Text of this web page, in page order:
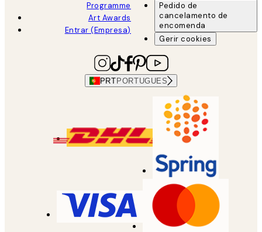
Programme
Art Awards
Entrar (Empresa)
Pedido de
cancelamento de
encomenda
Gerir cookies
PRT PORTUGUES